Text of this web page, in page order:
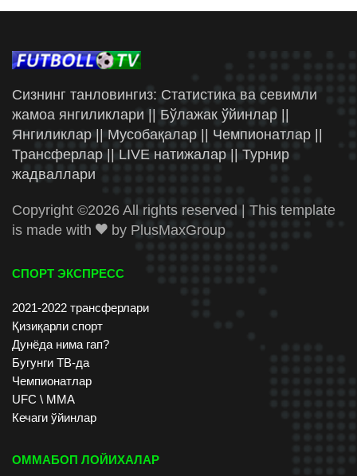
Сизнинг танловингиз: Статистика ва севимли
жамоа янгиликлари || Бўлажак ўйинлар ||
Янгиликлар || Мусобақалар || Чемпионатлар ||
Трансферлар || LIVE натижалар || Турнир
жадваллари
Copyright ©2026 All rights reserved | This template
is made with
by PlusMaxGroup
СПОРТ ЭКСПРЕСС
2021-2022 трансферлари
Қизиқарли спорт
Дунёда нима гап?
Бугунги ТВ-да
Чемпионатлар
UFC \ ММА
Кечаги ўйинлар
ОММАБОП ЛОЙИХАЛАР